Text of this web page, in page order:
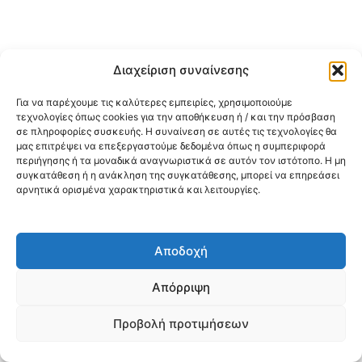
Διαχείριση συναίνεσης
Για να παρέχουμε τις καλύτερες εμπειρίες, χρησιμοποιούμε
τεχνολογίες όπως cookies για την αποθήκευση ή / και την πρόσβαση
σε πληροφορίες συσκευής. Η συναίνεση σε αυτές τις τεχνολογίες θα
μας επιτρέψει να επεξεργαστούμε δεδομένα όπως η συμπεριφορά
περιήγησης ή τα μοναδικά αναγνωριστικά σε αυτόν τον ιστότοπο. Η μη
συγκατάθεση ή η ανάκληση της συγκατάθεσης, μπορεί να επηρεάσει
αρνητικά ορισμένα χαρακτηριστικά και λειτουργίες.
Αποδοχή
Απόρριψη
Προβολή προτιμήσεων